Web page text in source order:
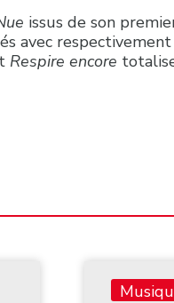
issus de son
avec respectivement
Respire encore